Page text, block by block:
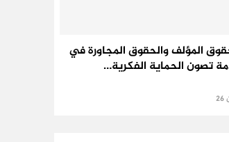
المؤلف والحقوق المجاورة في
تصون الحماية الفكرية…